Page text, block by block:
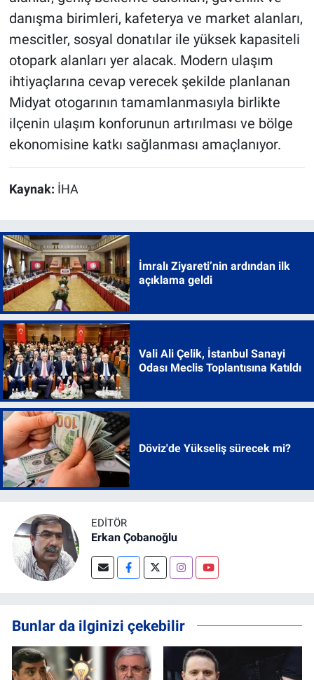
danışma birimleri, kafeterya ve market alanları,
mescitler, sosyal donatılar ile yüksek kapasiteli
otopark alanları yer alacak. Modern ulaşım
ihtiyaçlarına cevap verecek şekilde planlanan
Midyat otogarının tamamlanmasıyla birlikte
ilçenin ulaşım konforunun artırılması ve bölge
ekonomisine katkı sağlanması amaçlanıyor.
Kaynak: İHA
İmralı Ziyareti’nin ardından ilk
açıklama geldi
Vali Ali Çelik, İstanbul Sanayi
Odası Meclis Toplantısına Katıldı
Döviz'de Yükseliş sürecek mi?
EDITÖR
Erkan Çobanoğlu
Bunlar da ilginizi çekebilir